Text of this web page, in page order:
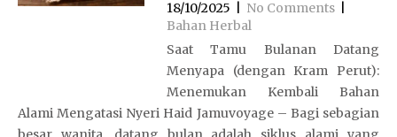
18/10/2025 No Comments
Bahan Herbal
Saat Tamu Bulanan Datang
Menyapa (dengan Kram Perut):
Menemukan Kembali Bahan
Alami Mengatasi Nyeri Haid Jamuvoyage – Bagi sebagian